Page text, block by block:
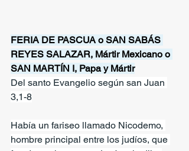
FERIA DE PASCUA o SAN SABÁS
REYES SALAZAR, Mártir Mexicano o
SAN MARTÍN I, Papa y Mártir
Del santo Evangelio según san Juan
3,1-8
Había un fariseo llamado Nicodemo,
hombre principal entre los judíos, que